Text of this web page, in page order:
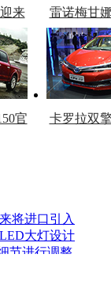
来
雷诺梅甘
官
官
卡罗拉双
惧
将进口引入
大灯设计
节进行调整